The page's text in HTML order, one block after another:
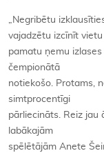
„Negribētu
vajadzētu izcīnīt
pamatu ņemu
čempionātā
notiekošo. Protams,
simtprocentīgi
pārliecināts. Reiz jau
labākajām
spēlētājām Anete